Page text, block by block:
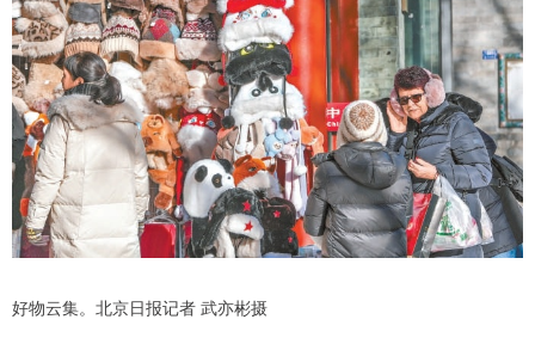
好物云集。北京日报记者 武亦彬摄